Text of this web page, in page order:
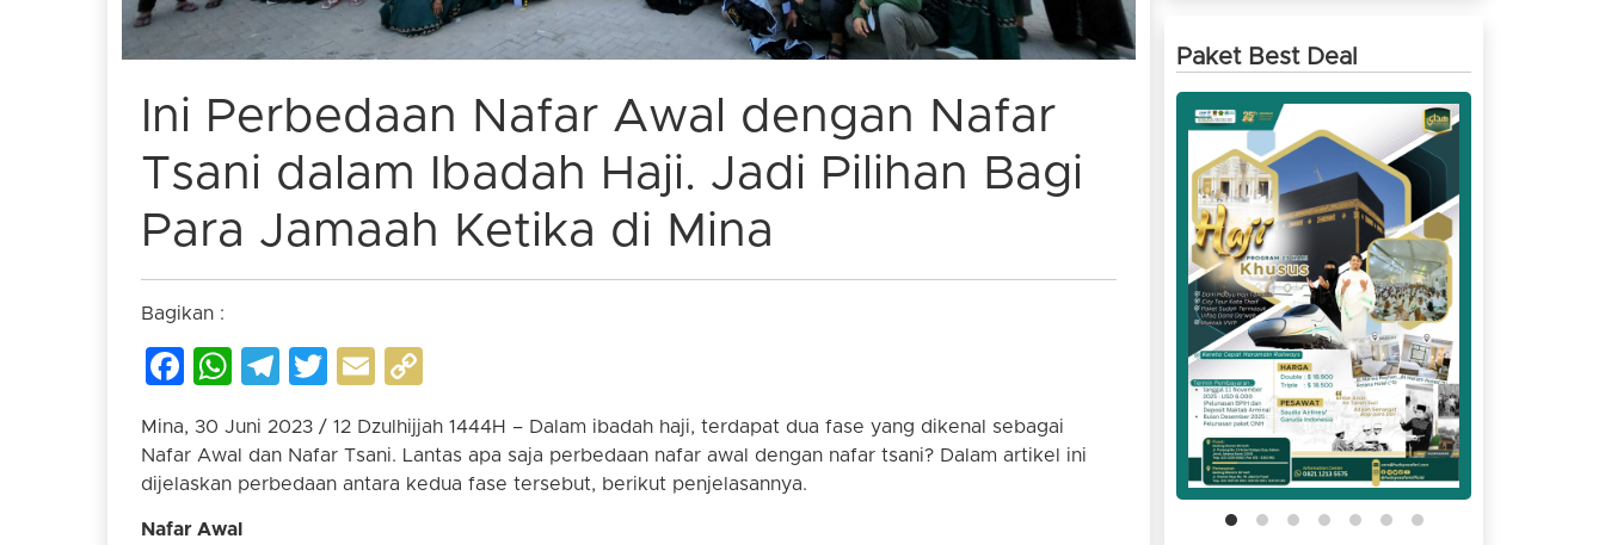
Ini Perbedaan Nafar Awal dengan Nafar
Tsani dalam Ibadah Haji. Jadi Pilihan Bagi
Para Jamaah Ketika di Mina
Bagikan :
Facebook
WhatsApp
Telegram
Twitter
Email
Mina, 30 Juni 2023 / 12 Dzulhijjah 1444H – Dalam ibadah haji, terdapat dua fase yang dikenal sebagai
Nafar Awal dan Nafar Tsani. Lantas apa saja perbedaan nafar awal dengan nafar tsani? Dalam artikel ini
dijelaskan perbedaan antara kedua fase tersebut, berikut penjelasannya.
Nafar Awal
Paket Best Deal